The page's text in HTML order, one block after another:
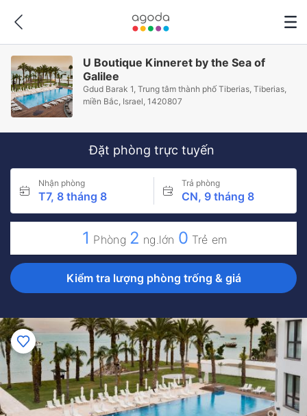
U Boutique Kinneret by the Sea of
Galilee
Gdud Barak 1, Trung tâm thành phố Tiberias, Tiberias,
miền Bắc, Israel, 1420807
Đặt phòng trực tuyến
Nhận phòng
T7, 8 tháng 8
Trả phòng
CN, 9 tháng 8
1 Phòng 2 ng.lớn 0 Trẻ em
Kiểm tra lượng phòng trống & giá